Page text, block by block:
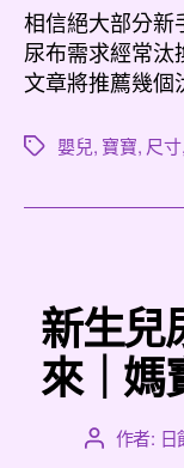
者
相信絕大部分新
尿布需求經常
文章將推薦幾
標
嬰兒, 寶寶, 尺寸,
新生兒
來｜媽
文 作者: 日